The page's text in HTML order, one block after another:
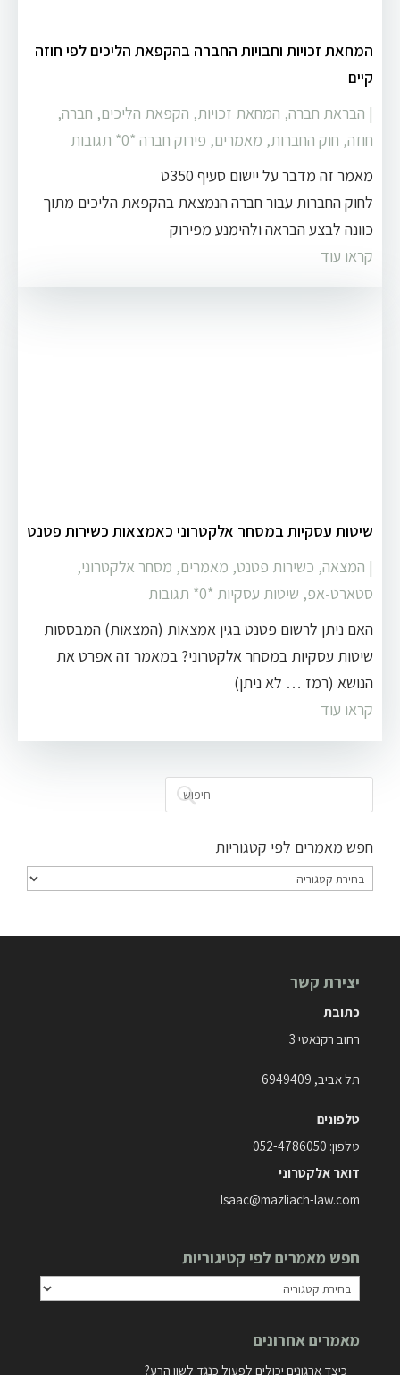
המחאת זכויות וחבויות החברה בהקפאת הליכים לפי חוזה
קיים
| הבראת חברה, המחאת זכויות, הקפאת הליכים, חברה,
חוזה, חוק החברות, מאמרים, פירוק חברה ‏*0* תגובות
מאמר זה מדבר על יישום סעיף 350ט
לחוק החברות עבור חברה הנמצאת בהקפאת הליכים מתוך
כוונה לבצע הבראה ולהימנע מפירוק
קראו עוד
שיטות עסקיות במסחר אלקטרוני כאמצאות כשירות פטנט
| המצאה, כשירות פטנט, מאמרים, מסחר אלקטרוני,
סטארט-אפ, שיטות עסקיות ‏*0* תגובות
האם ניתן לרשום פטנט בגין אמצאות (המצאות) המבססות
שיטות עסקיות במסחר אלקטרוני? במאמר זה אפרט את
הנושא (רמז … לא ניתן)
קראו עוד
חפש מאמרים לפי קטגוריות
חפש
יצירת קשר
כתובת
רחוב רקנאטי 3
תל אביב, 6949409
טלפונים
טלפון: 052-4786050
דואר אלקטרוני
Isaac@mazliach-law.com
חפש מאמרים לפי קטיגוריות
חפש
לפי
קטיגוריות
מאמרים אחרונים
כיצד ארגונים יכולים לפעול כנגד לשון הרע?